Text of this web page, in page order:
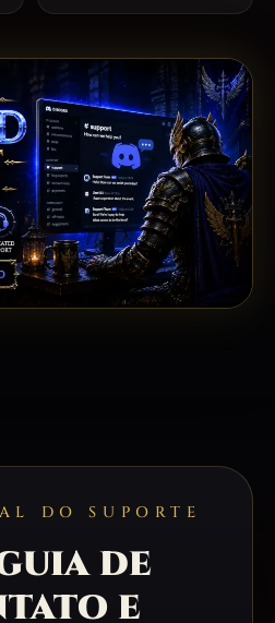
DO SUPORTE
de
e